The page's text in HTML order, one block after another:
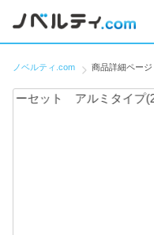
ノベルティ.com 商品詳細ページ